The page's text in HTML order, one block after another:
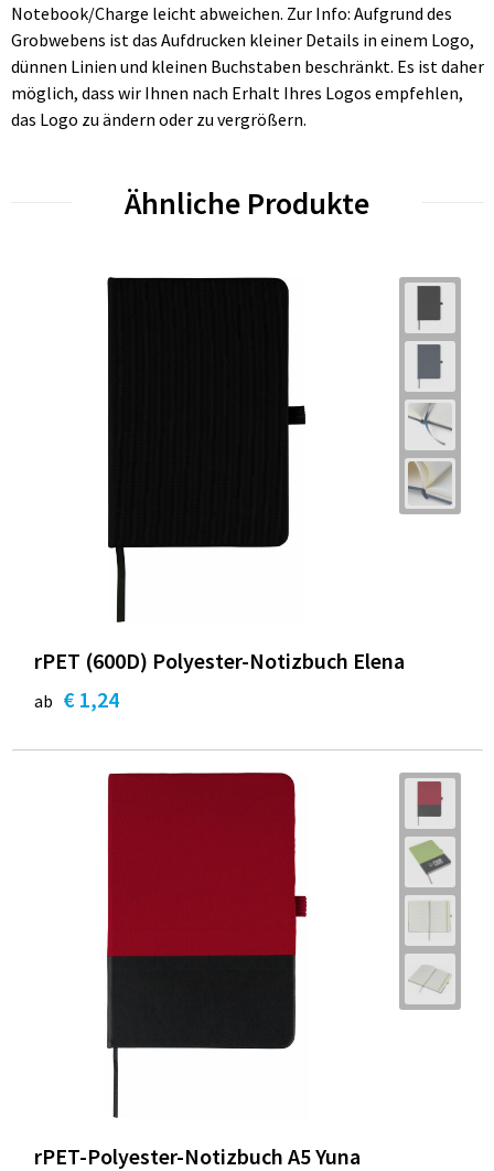
Notebook/Charge leicht abweichen. Zur Info: Aufgrund des
Grobwebens ist das Aufdrucken kleiner Details in einem Logo,
dünnen Linien und kleinen Buchstaben beschränkt. Es ist daher
möglich, dass wir Ihnen nach Erhalt Ihres Logos empfehlen,
das Logo zu ändern oder zu vergrößern.
Ähnliche Produkte
rPET (600D) Polyester-Notizbuch Elena
ab € 1,24
rPET-Polyester-Notizbuch A5 Yuna